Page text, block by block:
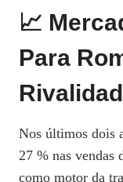
📈
Para
Nos últimos dois
27 % nas vendas
como motor da